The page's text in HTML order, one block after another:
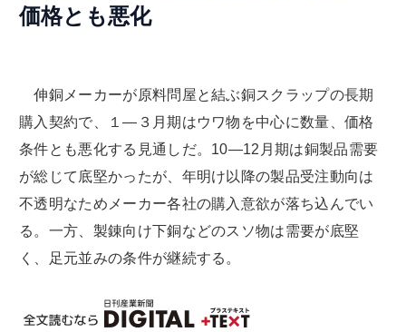
価格とも悪化
伸銅メーカーが原料問屋と結ぶ銅スクラップの長期
購入契約で、１―３月期はウワ物を中心に数量、価格
条件とも悪化する見通しだ。10―12月期は銅製品需要
が総じて底堅かったが、年明け以降の製品受注動向は
不透明なためメーカー各社の購入意欲が落ち込んでい
る。一方、製錬向け下銅などのスソ物は需要が底堅
く、足元並みの条件が継続する。